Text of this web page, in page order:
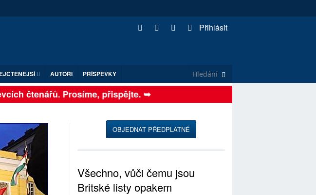
Přihlásit
AUTOŘI PŘÍSPĚVKY
čtenářů. Prosíme, přispějte. ➥
OBJEDNAT PŘEDPLATNÉ
Všechno, vůči čemu jsou
Britské listy opakem